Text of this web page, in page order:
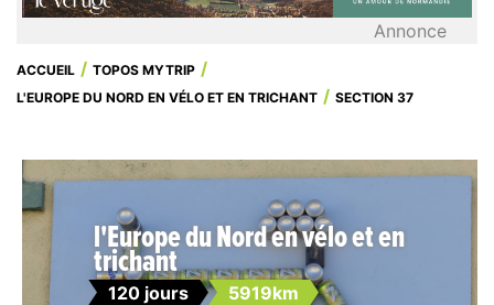
Annonce
ACCUEIL
TOPOS MYTRIP
L'EUROPE DU NORD EN VÉLO ET EN TRICHANT
SECTION 37
l'Europe du Nord en vélo et en
trichant
120 jours 5919km